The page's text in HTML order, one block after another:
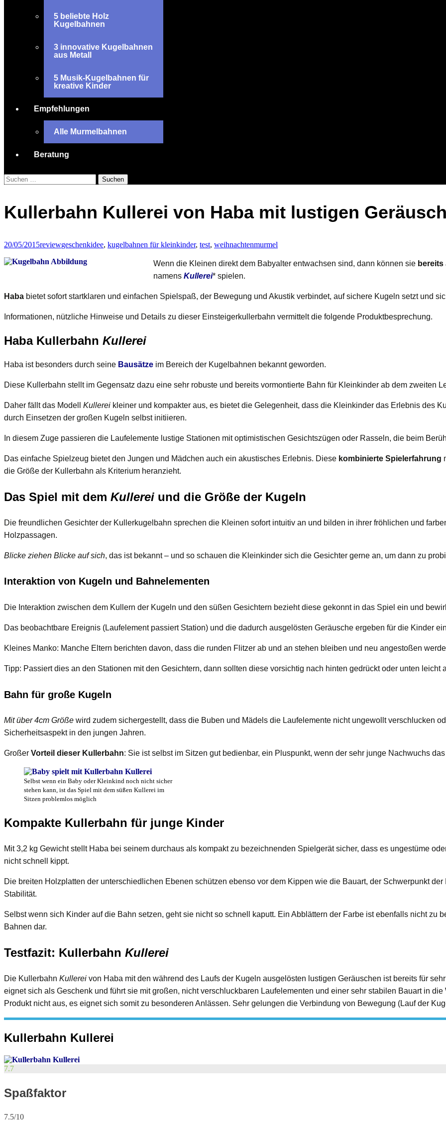
5 beliebte Holz
Kugelbahnen
3 innovative Kugelbahnen
aus Metall
5 Musik-Kugelbahnen für
kreative Kinder
Empfehlungen
Alle Murmelbahnen
Beratung
Suchen
nach:
Kullerbahn Kullerei von Haba mit lustigen
20/05/2015reviewgeschenkidee, kugelbahnen für kleinkinder, test, weihnachtenmurmel
Wenn die Kleinen direkt dem Babyalter entwachsen sind, dann können sie bereits
namens Kullerei* spielen.
Haba bietet sofort startklaren und einfachen Spielspaß, der Bewegung und Akustik verbindet, auf sichere Kugeln setzt und
Informationen, nützliche Hinweise und Details zu dieser Einsteigerkullerbahn vermittelt die folgende Produktbesprechung.
Haba Kullerbahn Kullerei
Haba ist besonders durch seine Bausätze im Bereich der Kugelbahnen bekannt geworden.
Diese Kullerbahn stellt im Gegensatz dazu eine sehr robuste und bereits vormontierte Bahn für Kleinkinder ab dem zweiten
Daher fällt das Modell Kullerei kleiner und kompakter aus, es bietet die Gelegenheit, dass die Kleinkinder das Erlebnis des
durch Einsetzen der großen Kugeln selbst initiieren.
In diesem Zuge passieren die Laufelemente lustige Stationen mit optimistischen Gesichtszügen oder Rasseln, die beim
Das einfache Spielzeug bietet den Jungen und Mädchen auch ein akustisches Erlebnis. Diese kombinierte Spielerfahrung
die Größe der Kullerbahn als Kriterium heranzieht.
Das Spiel mit dem Kullerei und die Größe der Kugeln
Die freundlichen Gesichter der Kullerkugelbahn sprechen die Kleinen sofort intuitiv an und bilden in ihrer fröhlichen und
Holzpassagen.
Blicke ziehen Blicke auf sich, das ist bekannt – und so schauen die Kleinkinder sich die Gesichter gerne an, um dann zu
Interaktion von Kugeln und Bahnelementen
Die Interaktion zwischen dem Kullern der Kugeln und den süßen Gesichtern bezieht diese gekonnt in das Spiel ein und
Das beobachtbare Ereignis (Laufelement passiert Station) und die dadurch ausgelösten Geräusche ergeben für die Kinder
Kleines Manko: Manche Eltern berichten davon, dass die runden Flitzer ab und an stehen bleiben und neu angestoßen
Tipp: Passiert dies an den Stationen mit den Gesichtern, dann sollten diese vorsichtig nach hinten gedrückt oder unten leicht
Bahn für große Kugeln
Mit über 4cm Größe wird zudem sichergestellt, dass die Buben und Mädels die Laufelemente nicht ungewollt verschlucken
Sicherheitsaspekt in den jungen Jahren.
Großer Vorteil dieser Kullerbahn: Sie ist selbst im Sitzen gut bedienbar, ein Pluspunkt, wenn der sehr junge Nachwuchs
Selbst wenn ein Baby oder Kleinkind noch nicht sicher
stehen kann, ist das Spiel mit dem süßen Kullerei im
Sitzen problemlos möglich
Kompakte Kullerbahn für junge Kinder
Mit 3,2 kg Gewicht stellt Haba bei seinem durchaus als kompakt zu bezeichnenden Spielgerät sicher, dass es ungestüme
nicht schnell kippt.
Die breiten Holzplatten der unterschiedlichen Ebenen schützen ebenso vor dem Kippen wie die Bauart, der Schwerpunkt
Stabilität.
Selbst wenn sich Kinder auf die Bahn setzen, geht sie nicht so schnell kaputt. Ein Abblättern der Farbe ist ebenfalls nicht zu
Bahnen dar.
Testfazit: Kullerbahn Kullerei
Die Kullerbahn Kullerei von Haba mit den während des Laufs der Kugeln ausgelösten lustigen Geräuschen ist bereits für
eignet sich als Geschenk und führt sie mit großen, nicht verschluckbaren Laufelementen und einer sehr stabilen Bauart in
Produkt nicht aus, es eignet sich somit zu besonderen Anlässen. Sehr gelungen die Verbindung von Bewegung (Lauf der
Kullerbahn Kullerei
7.7
Spaßfaktor
7.5/10